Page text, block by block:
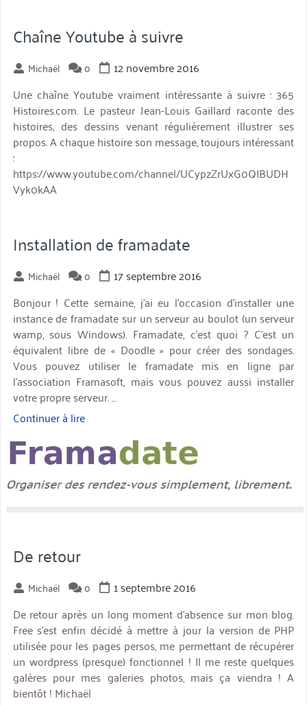
Chaîne Youtube à suivre
Michaël 0
12 novembre 2016
Une chaîne Youtube vraiment intéressante à suivre : 365
Histoires.com. Le pasteur Jean-Louis Gaillard raconte des
histoires, des dessins venant régulièrement illustrer ses
propos. A chaque histoire son message, toujours intéressant
:
https://www.youtube.com/channel/UCypzZrUxG0QIBUDH
Vyk0kAA
Installation de framadate
Michaël 0
17 septembre 2016
Bonjour ! Cette semaine, j’ai eu l’occasion d’installer une
instance de framadate sur un serveur au boulot (un serveur
wamp, sous Windows). Framadate, c’est quoi ? C’est un
équivalent libre de « Doodle » pour créer des sondages.
Vous pouvez utiliser le framadate mis en ligne par
l’association Framasoft, mais vous pouvez aussi installer
votre propre serveur. …
Continuer à lire« Installation
framadate »
miniature
De retour
Michaël 0
1 septembre 2016
De retour après un long moment d’absence sur mon blog.
Free s’est enfin décidé à mettre à jour la version de PHP
utilisée pour les pages persos, me permettant de récupérer
un wordpress (presque) fonctionnel ! Il me reste quelques
galères pour mes galeries photos, mais ça viendra ! A
bientôt ! Michaël